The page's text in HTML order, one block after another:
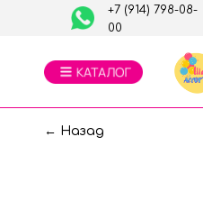
+7 (914) 798-08-
00
← Назад